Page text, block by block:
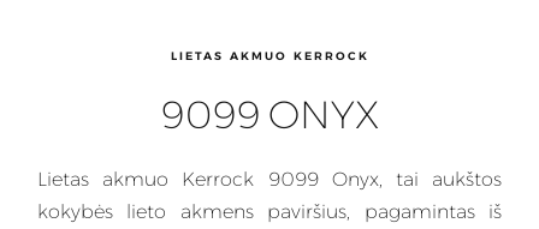
LIETAS AKMUO KERROCK
9099 ONYX
Lietas akmuo Kerrock 9099 Onyx, tai aukštos
kokybės lieto akmens paviršius, pagamintas iš